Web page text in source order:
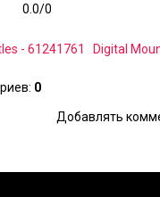
0.0/0
- 61241761 Digital
: 0
Добавлять